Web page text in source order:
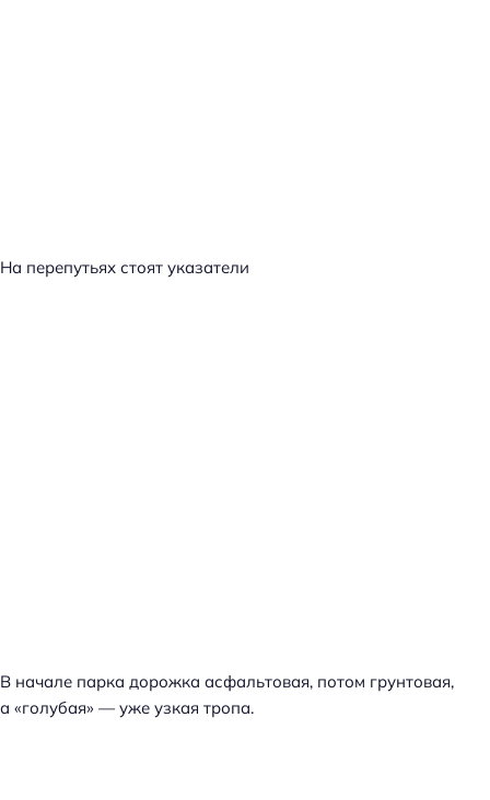
На перепутьях стоят указатели
В начале парка дорожка асфальтовая, потом грунтовая,
а «голубая» — уже узкая тропа.